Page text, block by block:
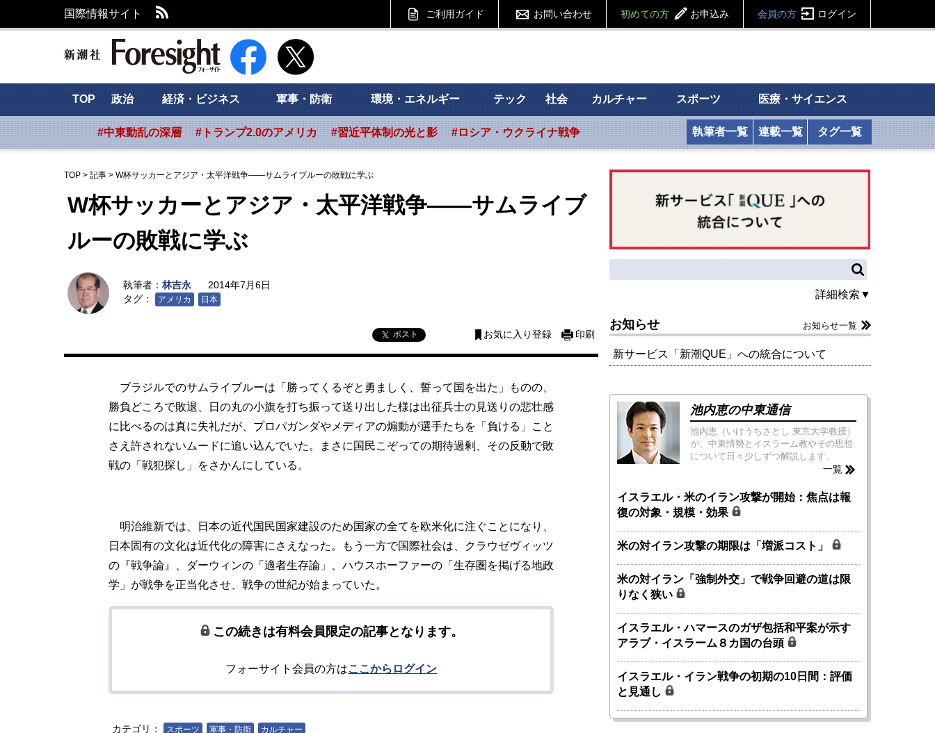
国際情報サイト ご利用ガイド お問い合わせ 初めての方 お申込み 会員の方 ログイン
新潮社 Foresight フォーサイト
TOP 政治 経済・ビジネス 軍事・防衛 環境・エネルギー テック 社会 カルチャー スポーツ 医療・サイエンス
#中東動乱の深層 #トランプ2.0のアメリカ #習近平体制の光と影 #ロシア・ウクライナ戦争 執筆者一覧 連載一覧 タグ一覧
TOP > 記事 > W杯サッカーとアジア・太平洋戦争――サムライブルーの敗戦に学ぶ
W杯サッカーとアジア・太平洋戦争――サムライブ
ルーの敗戦に学ぶ
執筆者： 林吉永
2014年7月6日
タグ：
アメリカ 日本
ポスト お気に入り登録 印刷
ブラジルでのサムライブルーは「勝ってくるぞと勇ましく、誓って国を出た」ものの、
勝負どころで敗退、日の丸の小旗を打ち振って送り出した様は出征兵士の見送りの悲壮感
に比べるのは真に失礼だが、プロパガンダやメディアの煽動が選手たちを「負ける」こと
さえ許されないムードに追い込んでいた。まさに国民こぞっての期待過剰、その反動で敗
戦の「戦犯探し」をさかんにしている。
明治維新では、日本の近代国民国家建設のため国家の全てを欧米化に注ぐことになり、
日本固有の文化は近代化の障害にさえなった。もう一方で国際社会は、クラウゼヴィッツ
の『戦争論』、ダーウィンの「適者生存論」、ハウスホーファーの「生存圏を掲げる地政
学」が戦争を正当化させ、戦争の世紀が始まっていた。
この続きは有料会員限定の記事となります。
フォーサイト会員の方はここからログイン
カテゴリ： スポーツ 軍事・防衛 カルチャー
詳細検索▼
お知らせ お知らせ一覧
新サービス「新潮QUE」への統合について
池内恵の中東通信
池内恵（いけうちさとし 東京大学教授）
が、中東情勢とイスラーム教やその思想
について日々少しずつ解説します。
一覧
イスラエル・米のイラン攻撃が開始：焦点は報
復の対象・規模・効果
米の対イラン攻撃の期限は「増派コスト」
米の対イラン「強制外交」で戦争回避の道は限
りなく狭い
イスラエル・ハマースのガザ包括和平案が示す
アラブ・イスラーム８カ国の台頭
イスラエル・イラン戦争の初期の10日間：評価
と見通し